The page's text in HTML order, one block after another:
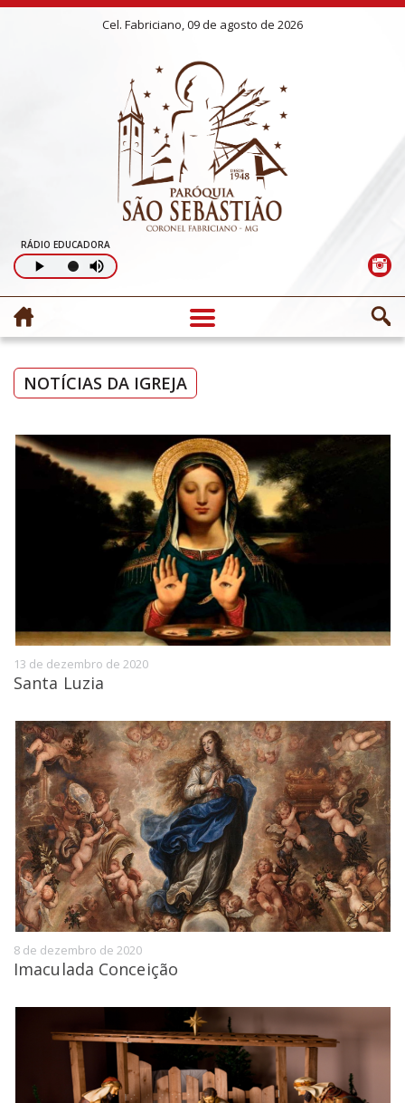
Cel. Fabriciano, 09 de agosto de 2026
RÁDIO EDUCADORA
NOTÍCIAS DA IGREJA
13 de dezembro de 2020
Santa Luzia
8 de dezembro de 2020
Imaculada Conceição